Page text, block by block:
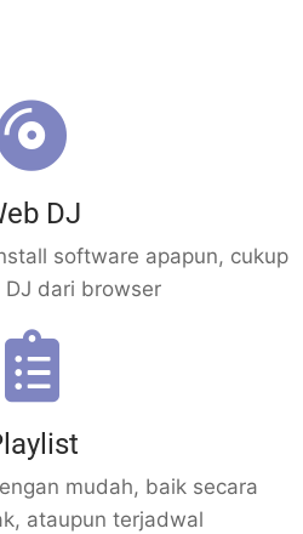
DJ
software apapun, cukup
DJ dari browser
mudah, baik secara
ataupun terjadwal